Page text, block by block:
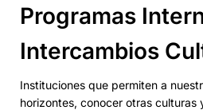
Programas
Intercambios
Instituciones que permiten a
horizontes, conocer otras culturas